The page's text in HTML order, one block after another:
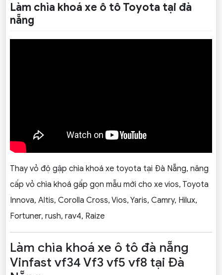
Làm chìa khoá xe ô tô Toyota tại đà
nẵng
Thay vỏ độ gập chìa khoá xe toyota tại Đà Nẵng, nâng
cấp vỏ chìa khoá gấp gọn mẫu mới cho xe vios, Toyota
Innova, Altis, Corolla Cross, Vios, Yaris, Camry, Hilux,
Fortuner, rush, rav4, Raize
Làm chìa khoá xe ô tô đà nẵng
Vinfast vf34 Vf3 vf5 vf8 tại Đà